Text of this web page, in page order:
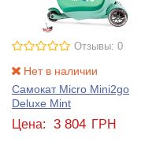
Отзывы: 0
Нет в наличии
Самокат Micro Mini2go
Deluxe Mint
Цена: 3 804 ГРН